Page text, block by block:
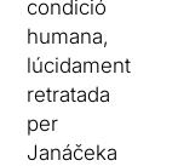
condició
humana,
lúcidament
retratada
per
Janáčeka